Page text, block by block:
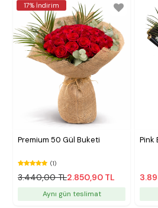
17% İndirim
Premium 50 Gül Buketi
(1)
3.440,00 TL2.850,90 TL
Aynı gün teslimat
Pink